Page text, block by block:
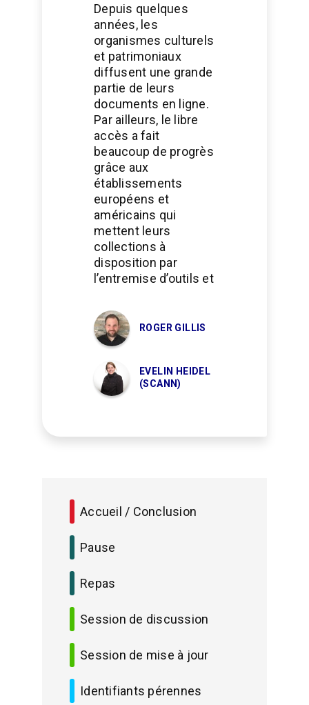
Depuis quelques
années, les
organismes culturels
et patrimoniaux
diffusent une grande
partie de leurs
documents en ligne.
Par ailleurs, le libre
accès a fait
beaucoup de progrès
grâce aux
établissements
européens et
américains qui
mettent leurs
collections à
disposition par
l’entremise d’outils et
ROGER GILLIS
EVELIN HEIDEL
(SCANN)
Accueil / Conclusion
Pause
Repas
Session de discussion
Session de mise à jour
Identifiants pérennes